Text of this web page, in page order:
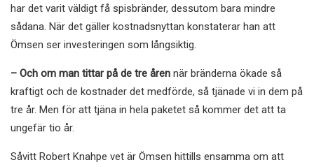
har det varit väldigt få spisbränder, dessutom bara mindre
sådana. När det gäller kostnadsnyttan konstaterar han att
Ömsen ser investeringen som långsiktig.
– Och om man tittar på de tre åren när bränderna ökade så
kraftigt och de kostnader det medförde, så tjänade vi in dem på
tre år. Men för att tjäna in hela paketet så kommer det att ta
ungefär tio år.
Såvitt Robert Knahpe vet är Ömsen hittills ensamma om att